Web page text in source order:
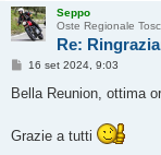
Seppo
Oste Regionale
Re:
M
s
g
16 set 2024, 9:03
Bella Reunion, ottima
Grazie a tutti